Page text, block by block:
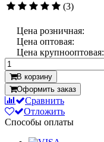
(3)
Цена розничная:
Цена оптовая:
Цена крупнооптовая:
В корзину
Оформить заказ
Сравнить
Отложить
Способы оплаты